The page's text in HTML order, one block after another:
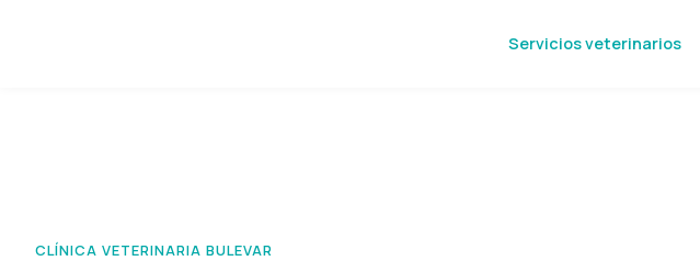
Servicios veterinarios
CLÍNICA VETERINARIA BULEVAR